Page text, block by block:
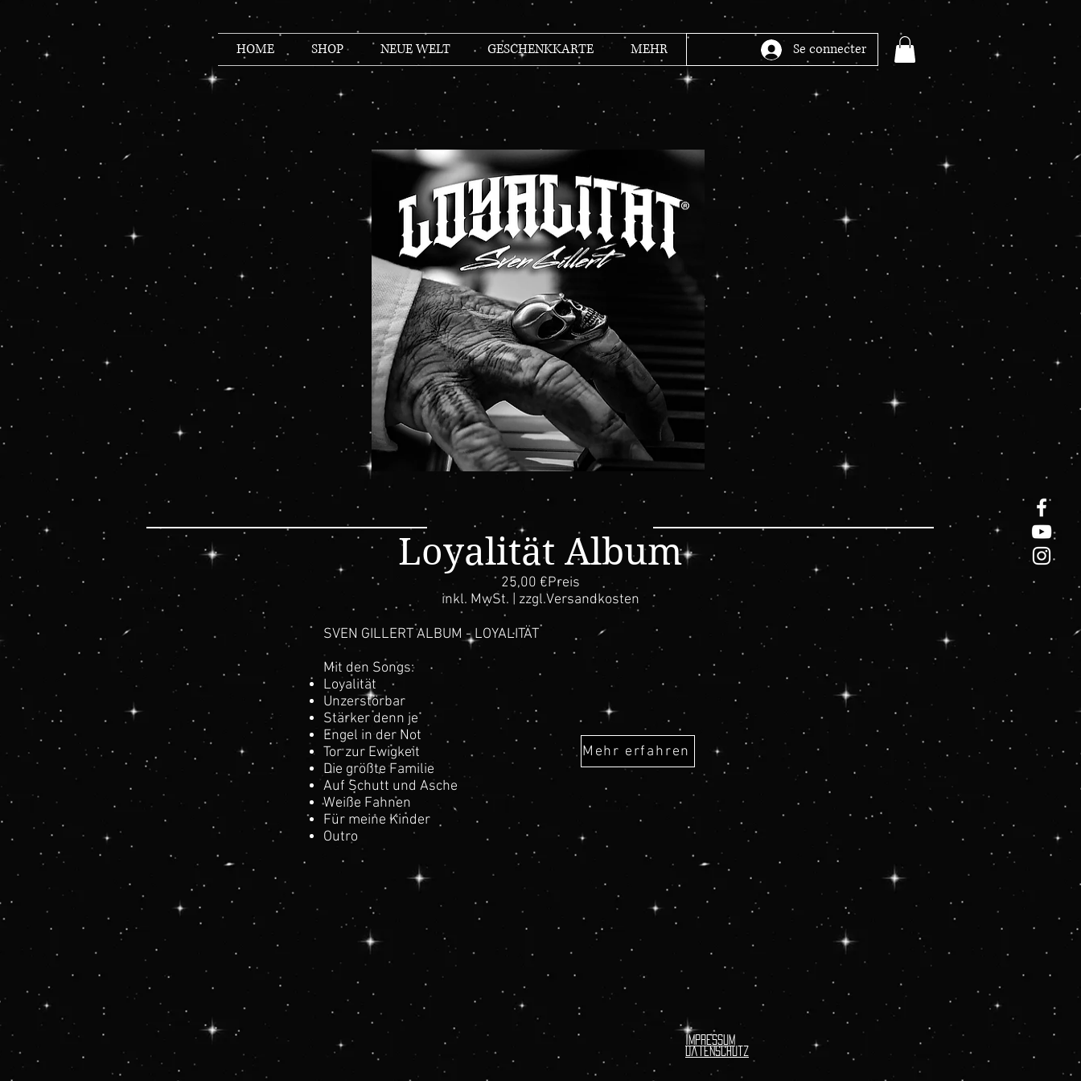
Loyalität Album
25,00 €Preis
inkl. MwSt. | zzgl.Versandkosten
SVEN GILLERT ALBUM - LOYALITÄT
Mit den Songs:
Loyalität
Unzerstörbar
Stärker denn je
Engel in der Not
Tor zur Ewigkeit
Die größte Familie
Auf Schutt und Asche
Weiße Fahnen
Für meine Kinder
Outro
Mehr erfahren
Impressum
Datenschutz
HOME SHOP NEUE WELT GESCHENKKARTE MEHR Se connecter